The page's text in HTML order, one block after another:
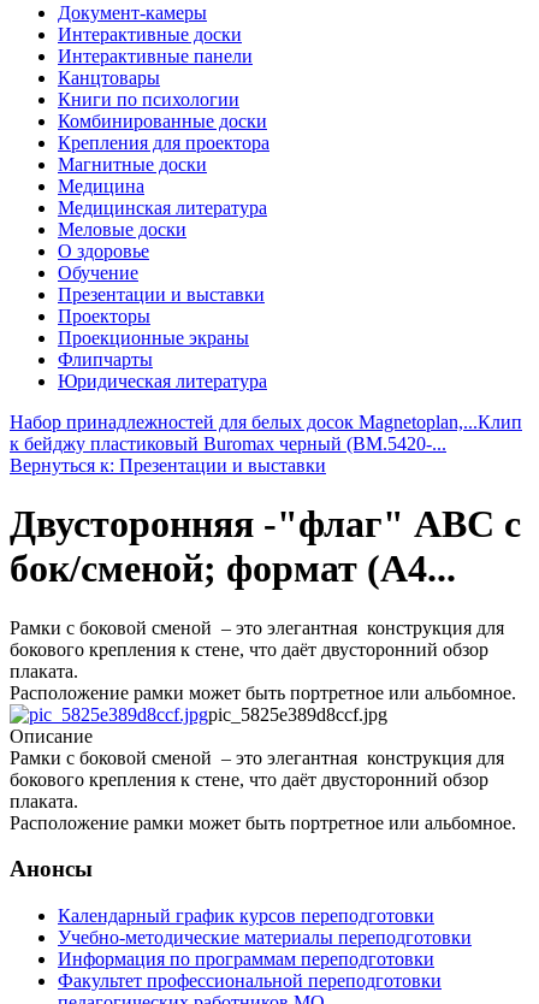
Документ-камеры
Интерактивные доски
Интерактивные панели
Канцтовары
Книги по психологии
Комбинированные доски
Крепления для проектора
Магнитные доски
Медицина
Медицинская литература
Меловые доски
О здоровье
Обучение
Презентации и выставки
Проекторы
Проекционные экраны
Флипчарты
Юридическая литература
Набор принадлежностей для белых досок Magnetoplan,...Клип
к бейджу пластиковый Buromax черный (BM.5420-...
Вернуться к: Презентации и выставки
Двусторонняя -"флаг" ABC с
бок/сменой; формат (A4...
Рамки с боковой сменой – это элегантная конструкция для
бокового крепления к стене, что даёт двусторонний обзор
плаката.
Расположение рамки может быть портретное или альбомное.
pic_5825e389d8ccf.jpg
Описание
Рамки с боковой сменой – это элегантная конструкция для
бокового крепления к стене, что даёт двусторонний обзор
плаката.
Расположение рамки может быть портретное или альбомное.
Анонсы
Календарный график курсов переподготовки
Учебно-методические материалы переподготовки
Информация по программам переподготовки
Факультет профессиональной переподготовки